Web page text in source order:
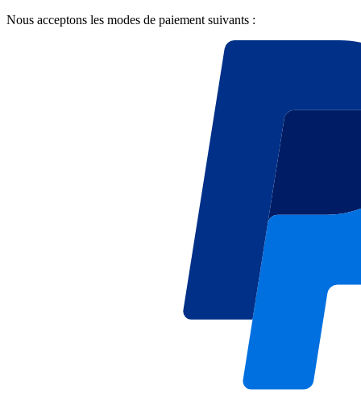
Nous acceptons les modes de paiement suivants :